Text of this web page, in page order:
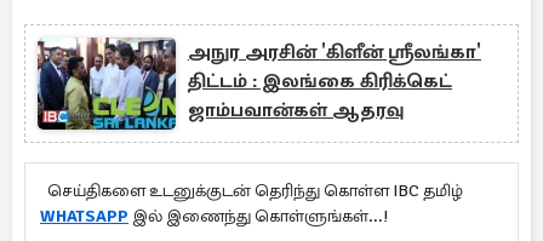
அநுர அரசின் 'கிளீன் ஸ்ரீலங்கா'
திட்டம் : இலங்கை கிரிக்கெட்
ஜாம்பவான்கள் ஆதரவு
செய்திகளை உடனுக்குடன் தெரிந்து கொள்ள IBC தமிழ்
WHATSAPP இல் இணைந்து கொள்ளுங்கள்...!